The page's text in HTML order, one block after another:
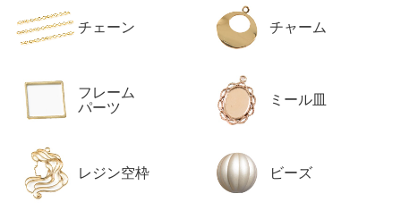
チェーン チャーム
フレーム
パーツ
ミール皿
レジン空枠 ビーズ